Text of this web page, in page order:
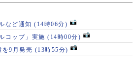
など通知 (14時06分)
コップ」実施 (14時00分)
を9月発売 (13時55分)